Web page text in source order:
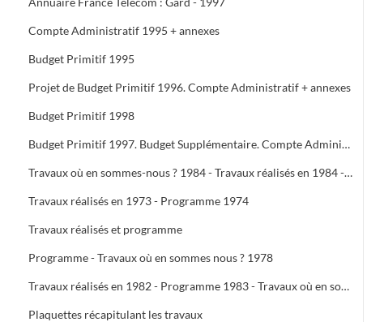
Compte Administratif 1995 + annexes
Budget Primitif 1995
Projet de Budget Primitif 1996. Compte Administratif + annexes
Budget Primitif 1998
Budget Primitif 1997. Budget Supplémentaire. Compte Administratif + annexes
Travaux où en sommes-nous ? 1984 - Travaux réalisés en 1984 - Programme 1985 - Travaux 1987
Travaux réalisés en 1973 - Programme 1974
Travaux réalisés et programme
Programme - Travaux où en sommes nous ? 1978
Travaux réalisés en 1982 - Programme 1983 - Travaux où en sommes-nous ? 1983 - Travaux réalisés en 1983 - Programme 1984
Plaquettes récapitulant les travaux